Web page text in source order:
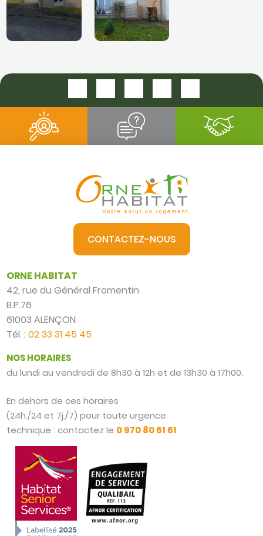
CONTACTEZ-NOUS
ORNE HABITAT
42, rue du Général Fromentin
B.P.76
61003 ALENÇON
Tél. :02 33 31 45 45
NOS HORAIRES
du lundi au vendredi de 8h30 à 12h et de 13h30 à 17h00.
En dehors de ces horaires
(24h./24 et 7j./7) pour toute urgence
technique : contactez le 0 970 80 61 61